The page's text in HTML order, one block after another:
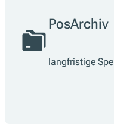
PosArchiv
langfristige